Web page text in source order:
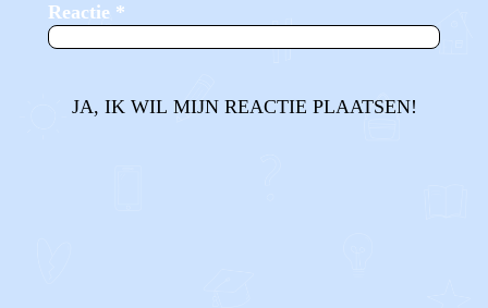
Reactie *
JA, IK WIL MIJN REACTIE PLAATSEN!